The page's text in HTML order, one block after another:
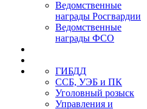
Ведомственные
награды Росгвардии
Ведомственные
награды ФСО
ГИБДД
ССБ, УЭБ и ПК
Уголовный розыск
Управления и